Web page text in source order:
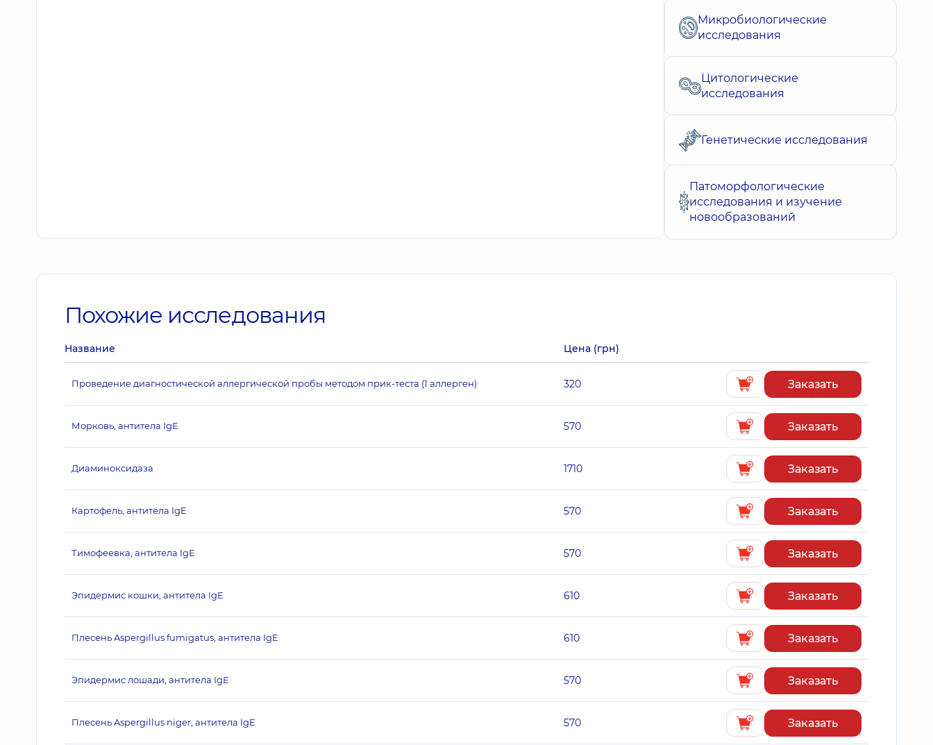
Микробиологические
исследования
Цитологические
исследования
Генетические исследования
Патоморфологические
исследования и изучение
новообразований
Похожие исследования
Название Цена (грн)
Проведение диагностической аллергической пробы методом прик-теста (1 аллерген) 320 Заказать
Морковь, антитела IgE 570 Заказать
Диаминоксидаза 1710 Заказать
Картофель, антитела IgE 570 Заказать
Тимофеевка, антитела IgE 570 Заказать
Эпидермис кошки, антитела IgE 610 Заказать
Плесень Aspergillus fumigatus, антитела IgE 610 Заказать
Эпидермис лошади, антитела IgE 570 Заказать
Плесень Aspergillus niger, антитела IgE 570 Заказать